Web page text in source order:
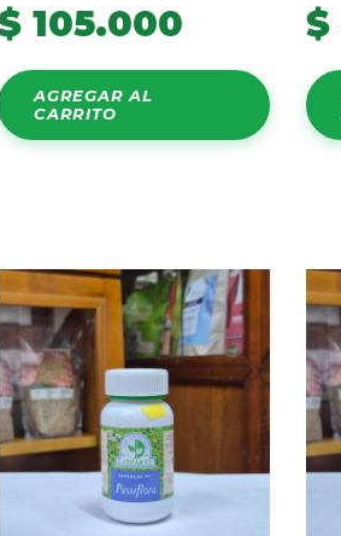
105.000
AGREGAR AL
CARRITO
$